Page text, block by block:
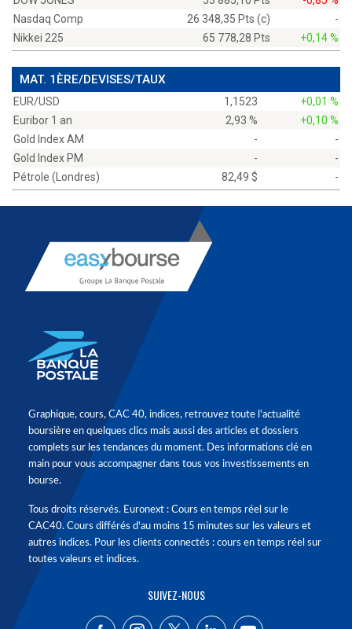
Nasdaq Comp
26 348,35 Pts (c)
-
Nikkei 225
65 778,28 Pts +0,14 %
MAT. 1ÈRE/DEVISES/TAUX
EUR/USD 1,1523
+0,01 %
Euribor 1 an
2,93 %
+0,10 %
Gold Index AM
-
-
Gold Index PM
-
-
Pétrole (Londres)
82,49 $ -
Graphique, cours, CAC 40, indices, retrouvez toute l'actualité
boursière en quelques clics mais aussi des articles et dossiers
complets sur les tendances du moment. Des informations clé en
main pour vous accompagner dans tous vos investissements en
bourse.
Tous droits réservés. Euronext : Cours en temps réel sur le
CAC40. Cours différés d'au moins 15 minutes sur les valeurs et
autres indices. Pour les clients connectés : cours en temps réel sur
toutes valeurs et indices.
SUIVEZ-NOUS